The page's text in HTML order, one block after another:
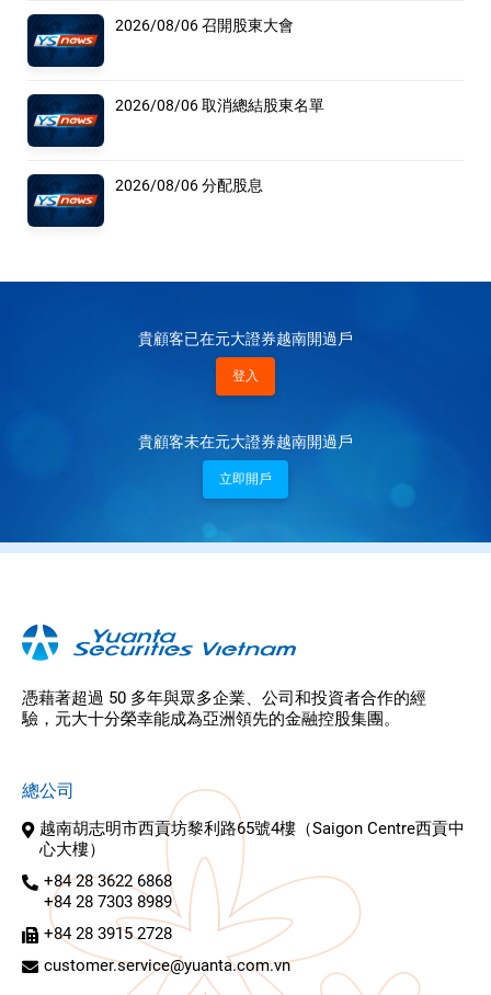
2026/08/06 召開股東大會
2026/08/06 取消總結股東名單
2026/08/06 分配股息
貴顧客已在元大證券越南開過戶
登入
貴顧客未在元大證券越南開過戶
立即開戶
憑藉著超過 50 多年與眾多企業、公司和投資者合作的經
驗，元大十分榮幸能成為亞洲領先的金融控股集團。
總公司
越南胡志明市西貢坊黎利路65號4樓（Saigon Centre西貢中
心大樓）
+84 28 3622 6868
+84 28 7303 8989
+84 28 3915 2728
customer.service@yuanta.com.vn